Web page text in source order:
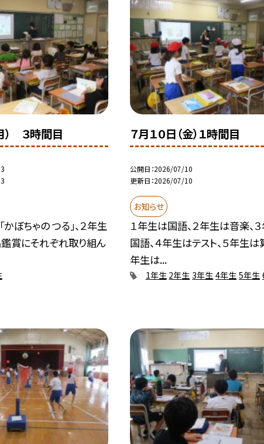
） ３時間目
ぼちゃの つる」、２年生
賞にそれぞれ取り組ん
７月１０日（金）１時間目
公開日 2026/07/10
更新日 2026/07/10
お知らせ
１年生は国語、２年生は音楽、
国語、４年生はテスト、５年生は
年生は...
1年生 2年生 3年生 4年生 5年生